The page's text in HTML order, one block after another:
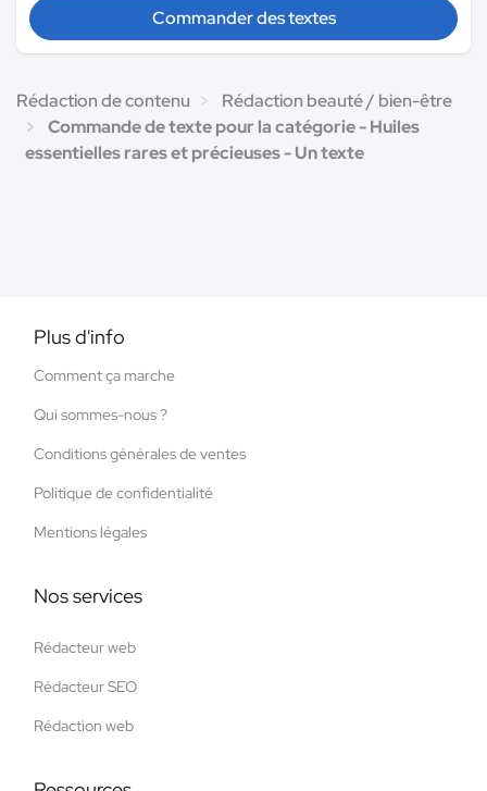
Commander des textes
Rédaction de contenu
Rédaction beauté / bien-être
Commande de texte pour la catégorie - Huiles
essentielles rares et précieuses - Un texte
Plus d'info
Comment ça marche
Qui sommes-nous ?
Conditions générales de ventes
Politique de confidentialité
Mentions légales
Nos services
Rédacteur web
Rédacteur SEO
Rédaction web